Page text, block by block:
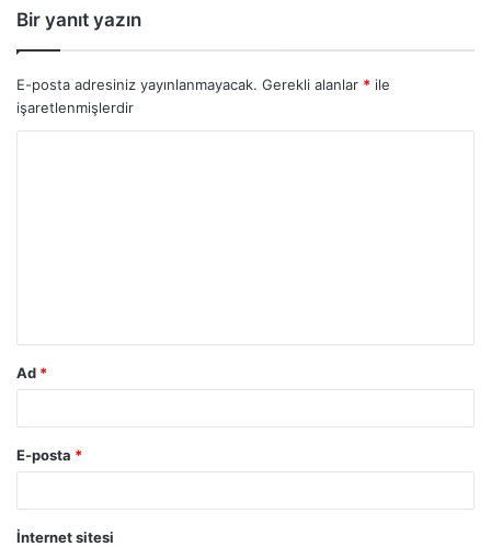
Bir yanıt yazın
E-posta adresiniz yayınlanmayacak. Gerekli alanlar * ile
işaretlenmişlerdir
Ad *
E-posta *
İnternet sitesi